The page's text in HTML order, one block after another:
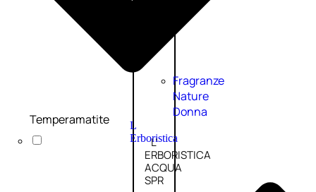
Fragranze
Nature
Donna
L
Erboristica
L’
ERBORISTICA
ACQUA
SPR
Temperamatite